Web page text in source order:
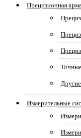
Прецизионная
Измерительные